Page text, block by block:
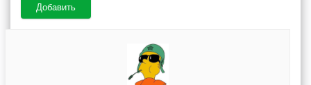
Добавить